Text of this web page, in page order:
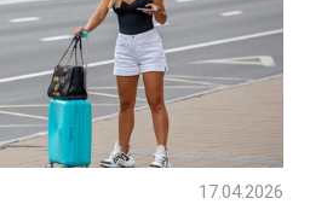
17.04.2026